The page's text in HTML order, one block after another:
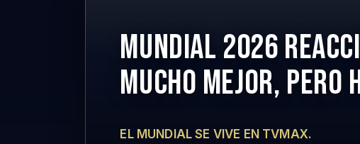
MUNDIAL 2026
MUCHO MEJOR, PERO
EL MUNDIAL SE VIVE EN TVMAX.